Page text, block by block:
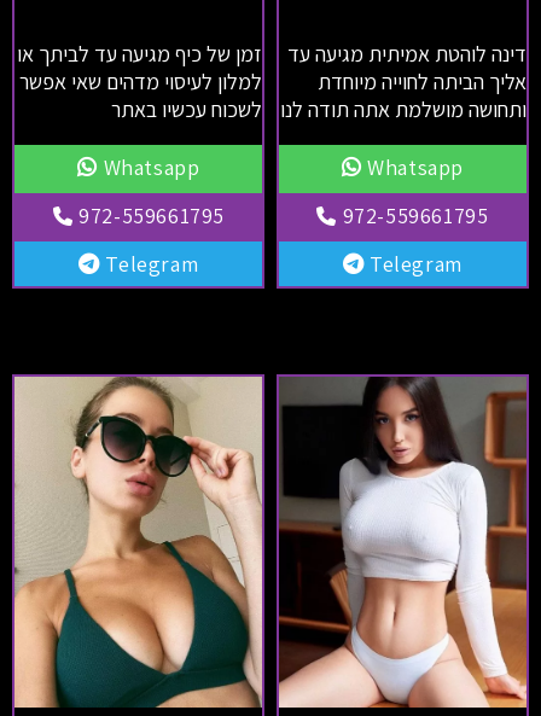
דינה לוהטת אמיתית מגיעה עד
אליך הביתה לחוייה מיוחדת
ותחושה מושלמת אתה תודה לנו
Whatsapp
972-559661795
Telegram
זמן של כיף מגיעה עד לביתך או
למלון לעיסוי מדהים שאי אפשר
לשכוח עכשיו באתר
Whatsapp
972-559661795
Telegram